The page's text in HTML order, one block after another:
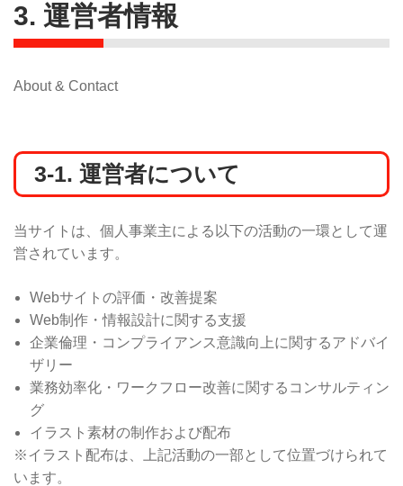
3. 運営者情報
About & Contact
3-1. 運営者について
当サイトは、個人事業主による以下の活動の一環として運
営されています。
Webサイトの評価・改善提案
Web制作・情報設計に関する支援
企業倫理・コンプライアンス意識向上に関するアドバイ
ザリー
業務効率化・ワークフロー改善に関するコンサルティン
グ
イラスト素材の制作および配布
※イラスト配布は、上記活動の一部として位置づけられて
います。